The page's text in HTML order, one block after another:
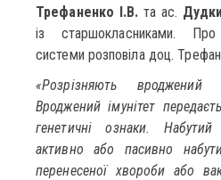
Трефаненко І.В. та ас.
із старшокласниками. Про
системи розповіла доц.
«Розрізняють вроджений
Вроджений імунітет
генетичні ознаки.
активно або пасивно
перенесеної хвороби або